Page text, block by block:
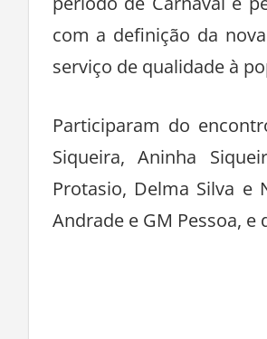
período de Carnaval e
com a definição da
serviço de qualidade à
Participaram do
Siqueira, Aninha
Protasio, Delma Silva e
Andrade e GM Pessoa,